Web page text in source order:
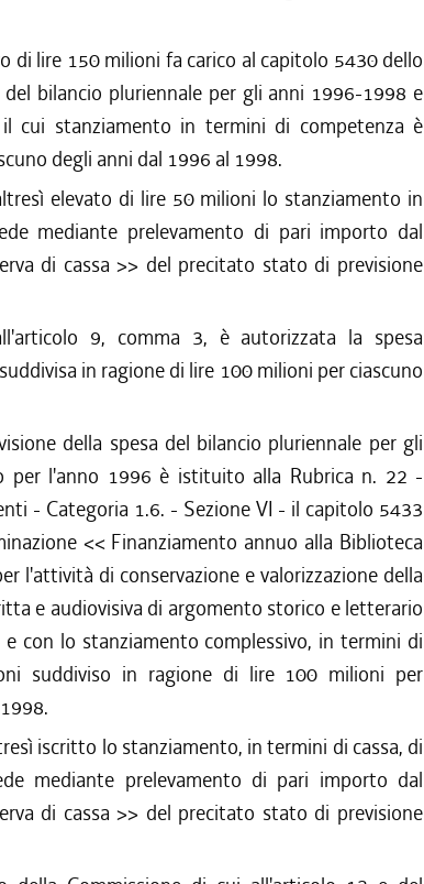
di lire 150 milioni fa carico al capitolo 5430 dello
bilancio pluriennale per gli anni 1996-1998 e
cui stanziamento in termini di competenza è
degli anni dal 1996 al 1998.
elevato di lire 50 milioni lo stanziamento in
mediante prelevamento di pari importo dal
di cassa >> del precitato stato di previsione
9, comma 3, è autorizzata la spesa
in ragione di lire 100 milioni per ciascuno
della spesa del bilancio pluriennale per gli
per l'anno 1996 è istituito alla Rubrica n. 22 -
- Categoria 1.6. - Sezione VI - il capitolo 5433
<< Finanziamento annuo alla Biblioteca
l'attività di conservazione e valorizzazione della
e audiovisiva di argomento storico e letterario
con lo stanziamento complessivo, in termini di
suddiviso in ragione di lire 100 milioni per
iscritto lo stanziamento, in termini di cassa, di
mediante prelevamento di pari importo dal
di cassa >> del precitato stato di previsione